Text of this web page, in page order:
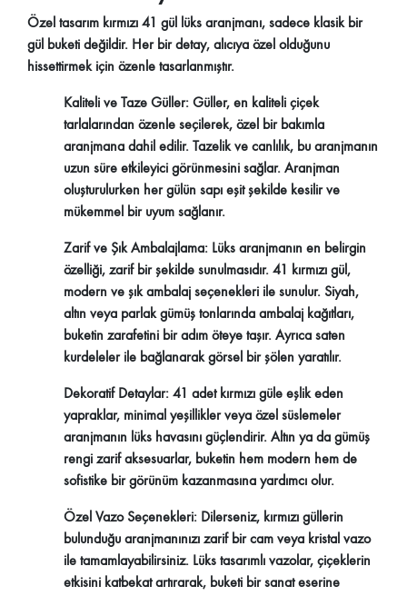
Özel tasarım kırmızı 41 gül lüks aranjmanı, sadece klasik bir
gül buketi değildir. Her bir detay, alıcıya özel olduğunu
hissettirmek için özenle tasarlanmıştır.
Kaliteli ve Taze Güller: Güller, en kaliteli çiçek
tarlalarından özenle seçilerek, özel bir bakımla
aranjmana dahil edilir. Tazelik ve canlılık, bu aranjmanın
uzun süre etkileyici görünmesini sağlar. Aranjman
oluşturulurken her gülün sapı eşit şekilde kesilir ve
mükemmel bir uyum sağlanır.
Zarif ve Şık Ambalajlama: Lüks aranjmanın en belirgin
özelliği, zarif bir şekilde sunulmasıdır. 41 kırmızı gül,
modern ve şık ambalaj seçenekleri ile sunulur. Siyah,
altın veya parlak gümüş tonlarında ambalaj kağıtları,
buketin zarafetini bir adım öteye taşır. Ayrıca saten
kurdeleler ile bağlanarak görsel bir şölen yaratılır.
Dekoratif Detaylar: 41 adet kırmızı güle eşlik eden
yapraklar, minimal yeşillikler veya özel süslemeler
aranjmanın lüks havasını güçlendirir. Altın ya da gümüş
rengi zarif aksesuarlar, buketin hem modern hem de
sofistike bir görünüm kazanmasına yardımcı olur.
Özel Vazo Seçenekleri: Dilerseniz, kırmızı güllerin
bulunduğu aranjmanınızı zarif bir cam veya kristal vazo
ile tamamlayabilirsiniz. Lüks tasarımlı vazolar, çiçeklerin
etkisini katbekat artırarak, buketi bir sanat eserine